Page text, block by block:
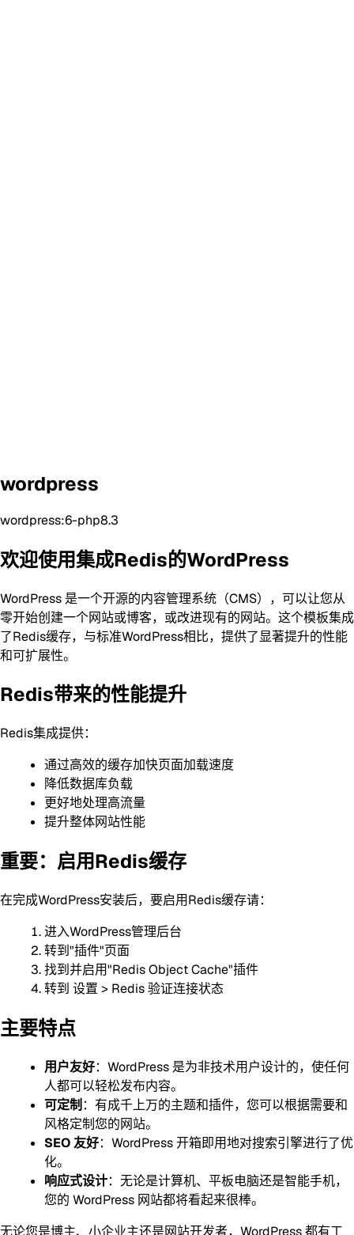
wordpress
wordpress:6-php8.3
欢迎使用集成Redis的WordPress
WordPress 是一个开源的内容管理系统（CMS），可以让您从
零开始创建一个网站或博客，或改进现有的网站。这个模板集成
了Redis缓存，与标准WordPress相比，提供了显著提升的性能
和可扩展性。
Redis带来的性能提升
Redis集成提供：
通过高效的缓存加快页面加载速度
降低数据库负载
更好地处理高流量
提升整体网站性能
重要：启用Redis缓存
在完成WordPress安装后，要启用Redis缓存请：
进入WordPress管理后台
转到"插件"页面
找到并启用"Redis Object Cache"插件
转到 设置 > Redis 验证连接状态
主要特点
用户友好：WordPress 是为非技术用户设计的，使任何
人都可以轻松发布内容。
可定制 ：有成千上万的主题和插件，您可以根据需要和
风格定制您的网站。
SEO 友好：WordPress 开箱即用地对搜索引擎进行了优
化。
响应式设计：无论是计算机、平板电脑还是智能手机，
您的 WordPress 网站都将看起来很棒。
无论您是博主、小企业主还是网站开发者，WordPress 都有工